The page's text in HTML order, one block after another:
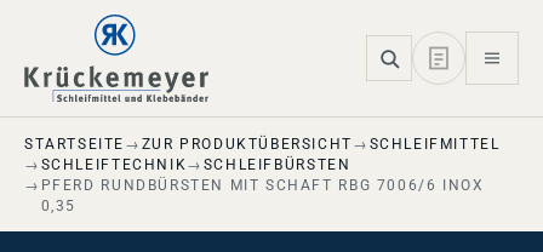
Skip to main navigation
Skip to main content
Skip to page footer
STARTSEITE ZUR PRODUKTÜBERSICHT
SCHLEIFMITTEL
SCHLEIFTECHNIK
SCHLEIFBÜRSTEN
PFERD RUNDBÜRSTEN MIT SCHAFT RBG 7006/6 INOX
0,35